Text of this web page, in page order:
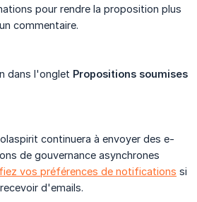
pour rendre la proposition plus
commentaire.
dans l'onglet Propositions soumises
continuera à envoyer des e-
de gouvernance asynchrones
vos préférences de notifications si
d'emails.